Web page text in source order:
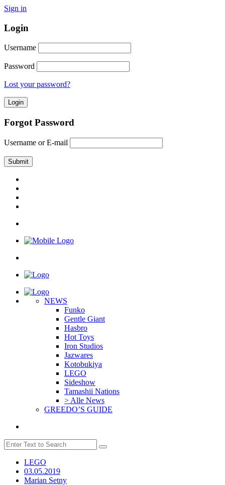
Sign in
Login
Username
Password
Lost your password?
Forgot Password
Username or E-mail
NEWS
Funko
Gentle Giant
Hasbro
Hot Toys
Iron Studios
Jazwares
Kotobukiya
LEGO
Sideshow
Tamashii Nations
> Alle News
GREEDO’S GUIDE
LEGO
03.05.2019
Marian Setny